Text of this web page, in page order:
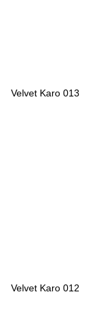
Velvet Karo 013
Velvet Karo 012